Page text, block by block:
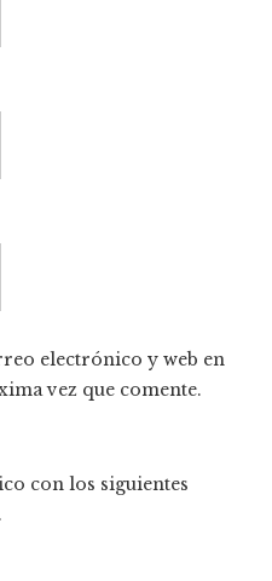
electrónico y web en
vez que comente.
con los siguientes